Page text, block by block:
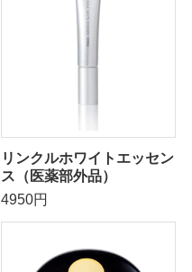
リンクルホワイトエッセン
ス（医薬部外品）
4950円